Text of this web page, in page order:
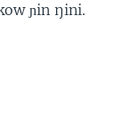
ɲin ŋini.